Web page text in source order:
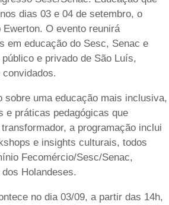
dias 03 e 04 de setembro, o
Ewerton. O evento reunirá
em educação do Sesc, Senac e
e privado de São Luís,
sobre uma educação mais inclusiva,
e práticas pedagógicas que
a programação inclui
e insights culturais, todos
Fecomércio/Sesc/Senac,
Holandeses.
no dia 03/09, a partir das 14h,